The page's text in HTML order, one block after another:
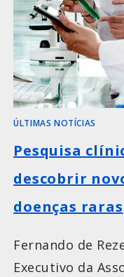
ÚLTIMAS NOTÍCIAS
Pesquisa
descobrir
doenças raras
Fernando de
Executivo da